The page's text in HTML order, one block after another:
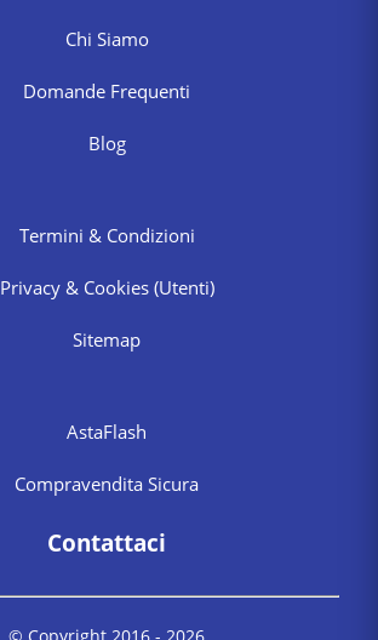
Chi Siamo
Domande Frequenti
Blog
Termini & Condizioni
Privacy & Cookies (Utenti)
Sitemap
AstaFlash
Compravendita Sicura
Contattaci